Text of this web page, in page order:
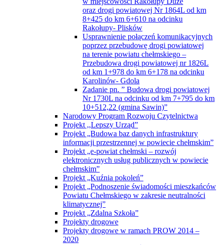
Rakołupy- Plisków
Usprawnienie połączeń komunikacyjnych
poprzez przebudowę drogi powiatowej
na terenie powiatu chełmskiego –
Przebudowa drogi powiatowej nr 1826L
od km 1+978 do km 6+178 na odcinku
Karolinów- Gdola
Zadanie pn. ” Budowa drogi powiatowej
Nr 1730L na odcinku od km 7+795 do km
10+512,22 (gmina Sawin)”
Narodowy Program Rozwoju Czytelnictwa
Projekt ,,Lepszy Urząd”
Projekt „Budowa baz danych infrastruktury
informacji przestrzennej w powiecie chełmskim”
Projekt „e-powiat chełmski – rozwój
elektronicznych usług publicznych w powiecie
chełmskim”
Projekt „Kuźnia pokoleń”
Projekt „Podnoszenie świadomości mieszkańców
Powiatu Chełmskiego w zakresie neutralności
klimatycznej”
Projekt „Zdalna Szkoła”
Projekty drogowe
Projekty drogowe w ramach PROW 2014 –
2020
PROW – Scalenia gruntów
Obiekt ANUSIN, STASIN DOLNY,